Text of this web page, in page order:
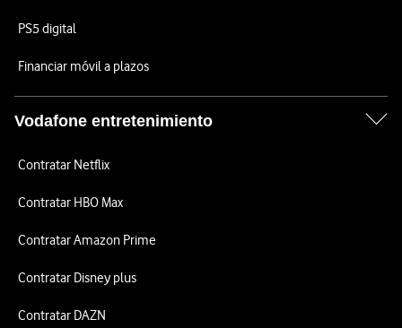
PS5 digital
Financiar móvil a plazos
Vodafone entretenimiento
Contratar Netflix
Contratar HBO Max
Contratar Amazon Prime
Contratar Disney plus
Contratar DAZN